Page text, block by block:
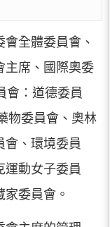
全體委員會、
主席、國際奧委
會：道德委員
物委員會、奧林
會、環境委員
運動女子委員
委員會。